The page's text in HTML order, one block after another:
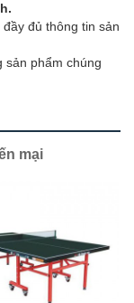
đầy đủ thông tin sản
sản phẩm chúng
mại